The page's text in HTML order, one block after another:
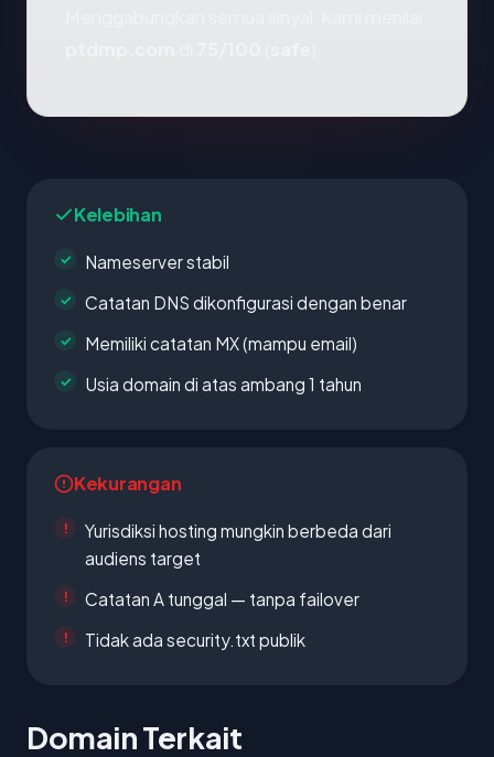
Kelebihan
Nameserver stabil
Catatan DNS dikonfigurasi dengan benar
Memiliki catatan MX (mampu email)
Usia domain di atas ambang 1 tahun
Kekurangan
Yurisdiksi hosting mungkin berbeda dari
audiens target
Catatan A tunggal — tanpa failover
Tidak ada security.txt publik
Domain Terkait